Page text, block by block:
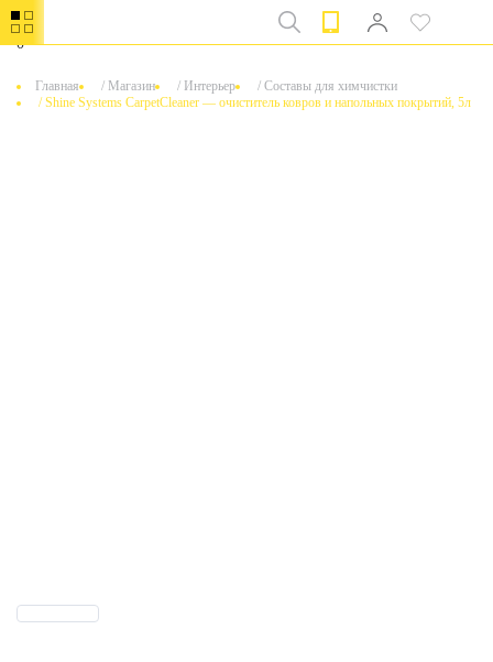
0
Главная / Магазин / Интерьер / Составы для химчистки
/Shine Systems CarpetCleaner — очиститель ковров и напольных покрытий, 5л